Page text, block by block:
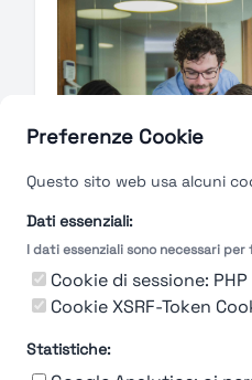
Preferenze Cookie
Questo sito web usa alcuni
Dati essenziali:
I dati essenziali sono necessari
Cookie di sessione:
Cookie XSRF-Token
Statistiche: